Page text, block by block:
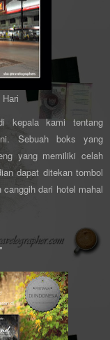
kepala kami tentang
Sebuah boks yang
yang memiliki celah
dapat ditekan tombol
dari hotel mahal